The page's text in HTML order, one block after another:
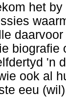
het
'n
ook al
eeu